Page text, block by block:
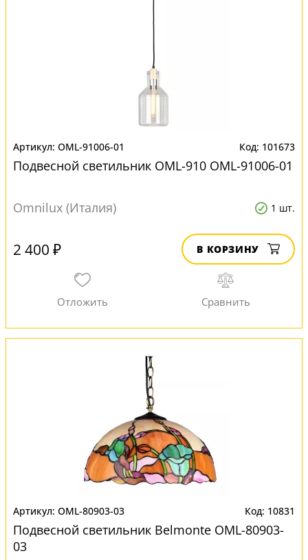
OML-91006-01 101673
Подвесной светильник OML-910 OML-91006-01
Omnilux (Италия) 1 шт.
2 400 ₽ В КОРЗИНУ
OML-80903-03 10831
Подвесной светильник Belmonte OML-80903-
03